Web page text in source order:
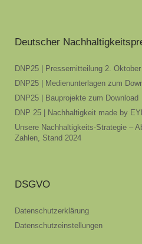
Deutscher
DNP25 | Pressemitteilung 2.
DNP25 | Medienunterlagen zum
DNP25 | Bauprojekte zum Download
DNP 25 | Nachhaltigkeit made by
Unsere Nachhaltigkeits-Strategie –
Zahlen, Stand 2024
DSGVO
Datenschutzerklärung
Datenschutzeinstellungen